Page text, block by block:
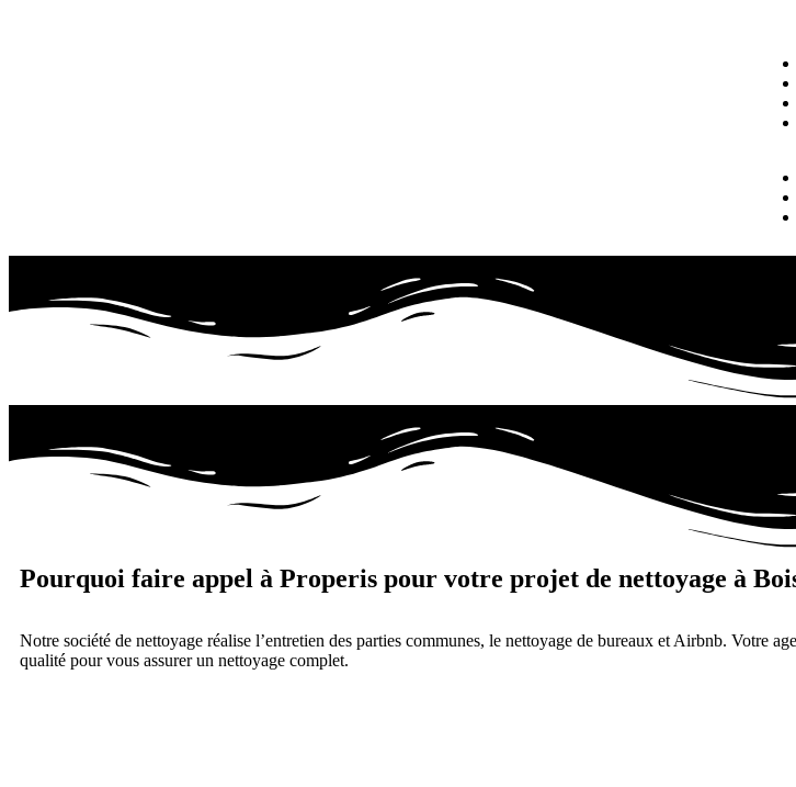
Pourquoi faire appel à Properis pour votre projet de nettoyage à
Notre société de nettoyage réalise l’entretien des parties communes, le nettoyage de bureaux et Airbnb. Votre
qualité pour vous assurer un nettoyage complet.